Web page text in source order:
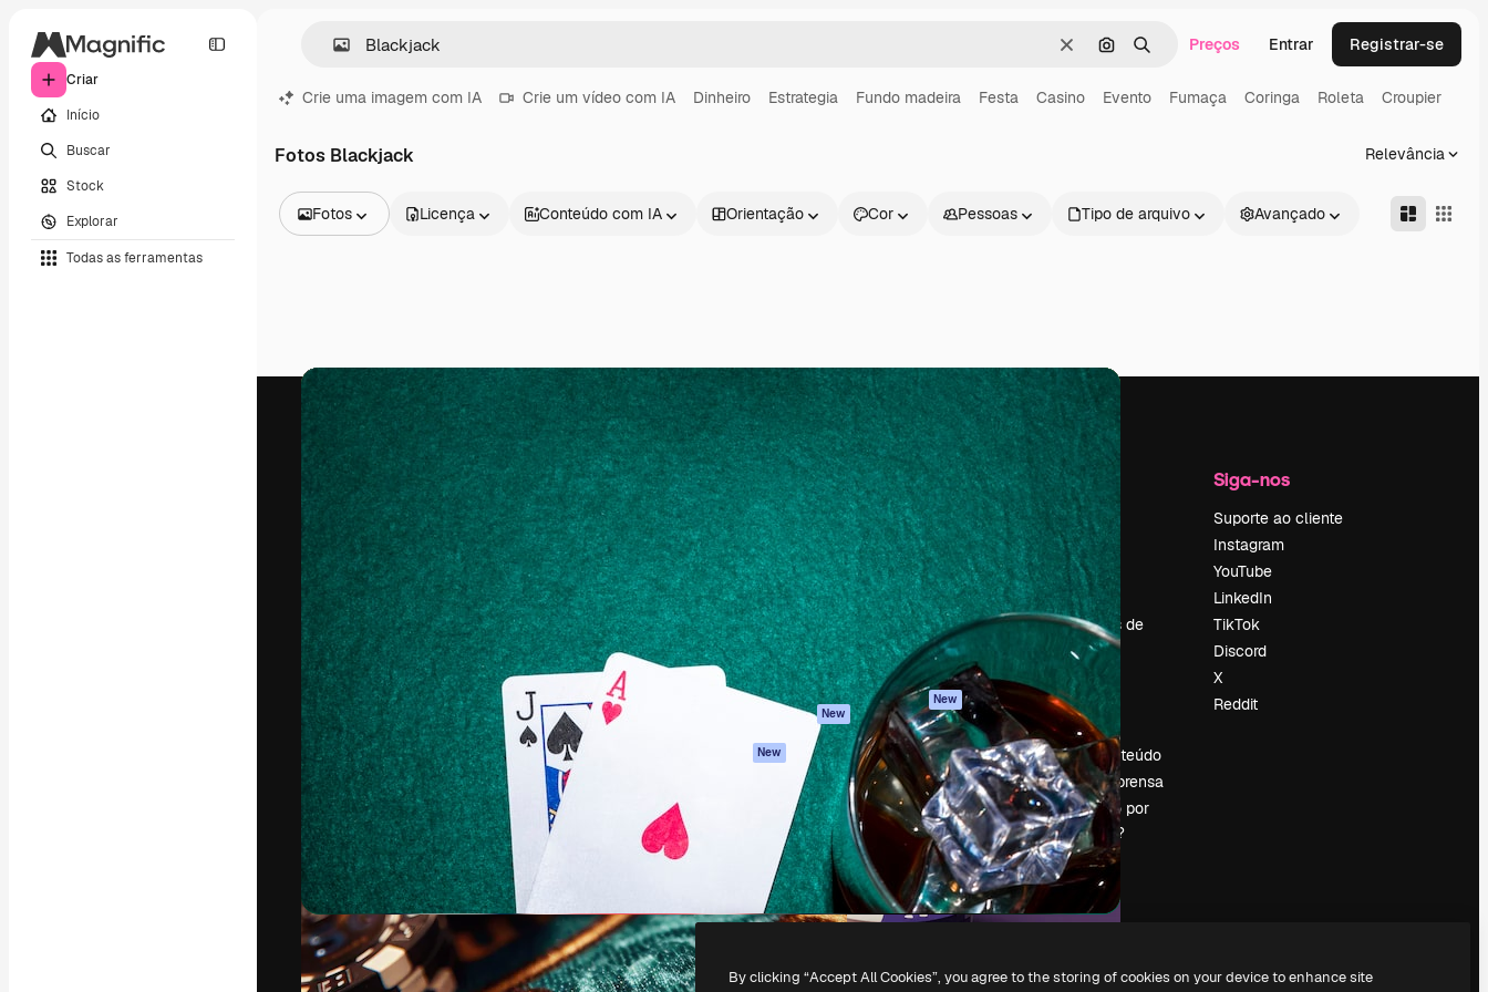
Criar
Início
Buscar
Stock
Explorar
Todas as ferramentas
LimparPesquisar por imagem
BuscarPreços Entrar Registrar-se
Crie uma imagem com IA Crie um vídeo com IA Dinheiro Estrategia Fundo madeira Festa Casino Evento Fumaça Coringa Roleta Croupier
Fotos Blackjack Relevância
Fotos
Vídeos
Clipes de vídeo
Animações
Modelos de vídeos
Ícones
Modelos 3D
Fontes
Licença Conteúdo com IA Orientação Cor Pessoas Tipo de arquivo Avançado
A plataforma criativa para você direcionar
seu melhor trabalho. Mais de 1 milhão de
assinantes entre criativos, empresas,
agências e estúdios.
Português
Produtos
Spaces
Assistente de IA
Gerador de
imagens
Gerador de vídeos
Texto para voz
Conteúdo de stock
MCP para
New
New
ferramentas
Começar
Academy
Documentação
Atendimento
Termos e
condições
Política de
privacidade
Originais
New
Política de cookies
Central de
confiabilidade
Afiliados
Empresas
Empresa
Preços
Sobre nós
Reviews
Emprego
Tendências de
pesquisa
Blog
Eventos
Slidesgo
Vender conteúdo
Sala de imprensa
Procurando por
magnific.ai?
Siga-nos
Suporte ao cliente
Instagram
YouTube
LinkedIn
TikTok
Discord
X
Reddit
Copyright © 2010-2026 Freepik Company S.L.U.Todos os direitos reservados.
By clicking “Accept All Cookies”, you agree to the storing of cookies on your device to enhance site